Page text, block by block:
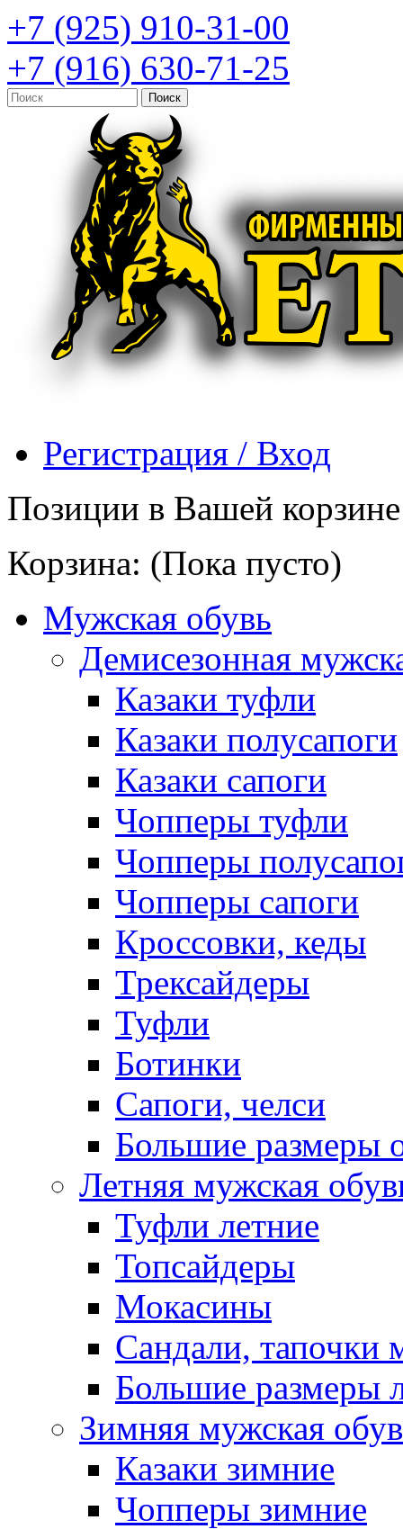
+7 (925) 910-31-00
+7 (916) 630-71-25
Регистрация / Вход
Позиции в Вашей
Корзина: (Пока пусто)
Мужская обувь
Демисезонная
Казаки туфли
Казаки полусапоги
Казаки сапоги
Чопперы туфли
Чопперы
Чопперы сапоги
Кроссовки, кеды
Трексайдеры
Туфли
Ботинки
Сапоги, челси
Большие размеры
Летняя мужская
Туфли летние
Топсайдеры
Мокасины
Сандали, тапочки
Большие размеры
Зимняя мужская
Казаки зимние
Чопперы зимние